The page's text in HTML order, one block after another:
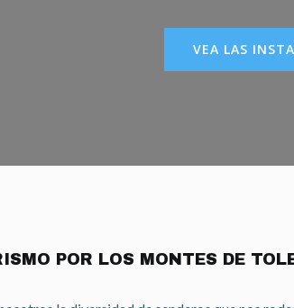
VEA LAS
POR LOS MONTES DE